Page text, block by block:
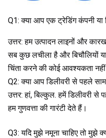
Q1: क्या आप एक ट्रेडिंग कंपनी या
उत्तर: हम उत्पादन लाइनों और
सब कुछ लचीला है और बिचौलियों
चिंता करने की कोई आवश्यकता
Q2: क्या आप डिलीवरी से पहले
उत्तर: हां, बिल्कुल. हमें डिलीवरी से
हम गुणवत्ता की गारंटी देते हैं।
Q3: यदि मुझे नमूना चाहिए तो मुझे